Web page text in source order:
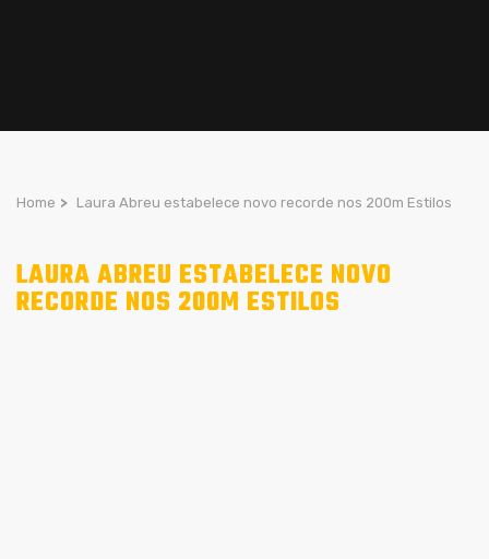
Home > Laura Abreu estabelece novo recorde nos 200m Estilos
LAURA ABREU ESTABELECE NOVO
RECORDE NOS 200M ESTILOS